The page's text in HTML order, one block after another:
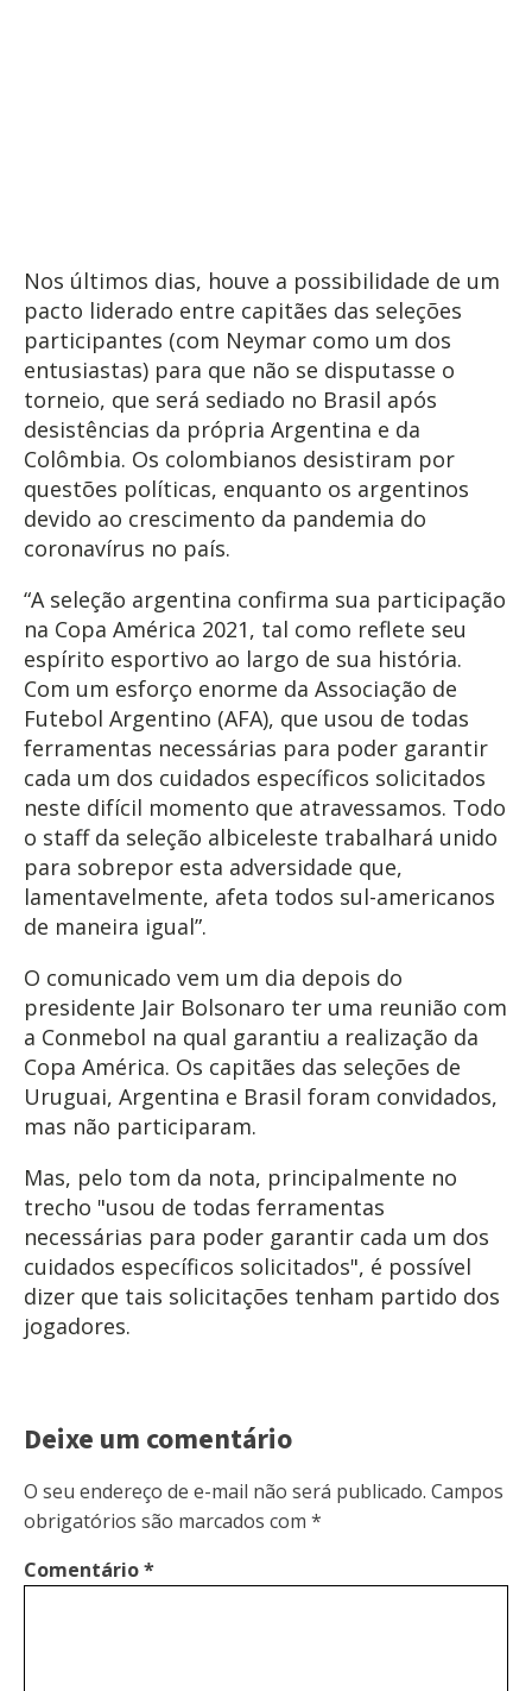
Nos últimos dias, houve a possibilidade de um
pacto liderado entre capitães das seleções
participantes (com Neymar como um dos
entusiastas) para que não se disputasse o
torneio, que será sediado no Brasil após
desistências da própria Argentina e da
Colômbia. Os colombianos desistiram por
questões políticas, enquanto os argentinos
devido ao crescimento da pandemia do
coronavírus no país.
“A seleção argentina confirma sua participação
na Copa América 2021, tal como reflete seu
espírito esportivo ao largo de sua história.
Com um esforço enorme da Associação de
Futebol Argentino (AFA), que usou de todas
ferramentas necessárias para poder garantir
cada um dos cuidados específicos solicitados
neste difícil momento que atravessamos. Todo
o staff da seleção albiceleste trabalhará unido
para sobrepor esta adversidade que,
lamentavelmente, afeta todos sul-americanos
de maneira igual”.
O comunicado vem um dia depois do
presidente Jair Bolsonaro ter uma reunião com
a Conmebol na qual garantiu a realização da
Copa América. Os capitães das seleções de
Uruguai, Argentina e Brasil foram convidados,
mas não participaram.
Mas, pelo tom da nota, principalmente no
trecho "usou de todas ferramentas
necessárias para poder garantir cada um dos
cuidados específicos solicitados", é possível
dizer que tais solicitações tenham partido dos
jogadores.
Deixe um comentário
O seu endereço de e-mail não será publicado. Campos
obrigatórios são marcados com *
Comentário*